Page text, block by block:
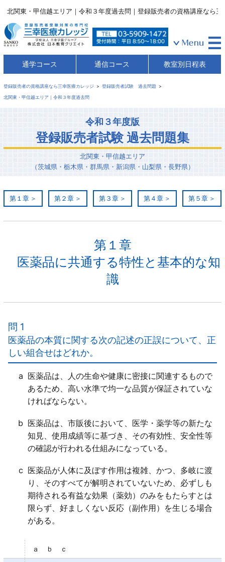
北関東・甲信越エリア｜令和３年度過去問｜登録販売者の資格講座なら三
通学コース 通信コース 教室別日程表
登録販売者の資格講座なら三幸医療カレッジ
登録販売者試験 過去問題
北関東・甲信越エリア｜令和３年度過去問
令和３年度版
登録販売者試験 過去問題集
北関東・甲信越エリア
（茨城県・栃木県・群馬県・新潟県・山梨県・長野県）
第１章 第２章 第３章 第４章 第５章
第１章
医薬品に共通する特性と基本的な知
識
問 1
医薬品の本質に関する次の記述の正誤について、正
しい組合せはどれか。
a 医薬品は、人の生命や健康に密接に関連するもので
あるため、高い水準で均一な品質が保証されていな
ければならない。
b 医薬品は、市販後において、医学・薬学等の新たな
知見、使用成績等に基づき、その有効性、安全性等
の確認が行われる仕組みになっている。
c 医薬品が人体に及ぼす作用は複雑、かつ、多岐に渡
り、そのすべてが解明されていないため、必ずしも
期待される有益な効果（薬効）のみをもたらすとは
限らず、好ましくない反応（副作用）を生じる場合
がある。
ａ ｂ ｃ